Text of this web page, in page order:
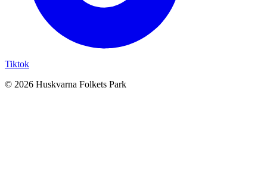
Tiktok
© 2026 Huskvarna Folkets Park